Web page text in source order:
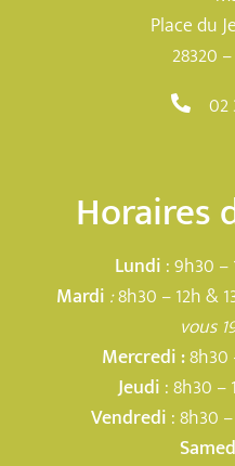
Place du
28320
02
Horaires
Lundi : 9h30 –
Mardi :8h30 – 12h &
vous
Mercredi :8h30
Jeudi : 8h30 –
Vendredi : 8h30